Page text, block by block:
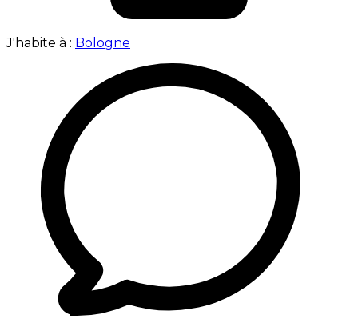
J'habite à : Bologne